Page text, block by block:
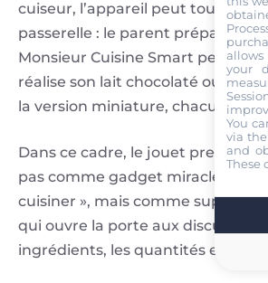
cuiseur, l’appareil peut toutefois
passerelle : le parent prépare le
Monsieur Cuisine Smart pendant
réalise son lait chocolaté ou sa
la version miniature, chacun à
Dans ce cadre, le jouet prend
pas comme gadget miracle pour
cuisiner », mais comme support
qui ouvre la porte aux discussions
ingrédients, les quantités et la
allows
your
You
via
and
These